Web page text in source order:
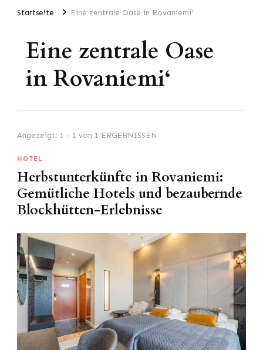
Startseite Eine zentrale Oase in Rovaniemi‘
Eine zentrale Oase
in Rovaniemi‘
Angezeigt: 1 - 1 von 1 ERGEBNISSEN
HOTEL
Herbstunterkünfte in Rovaniemi:
Gemütliche Hotels und bezaubernde
Blockhütten-Erlebnisse